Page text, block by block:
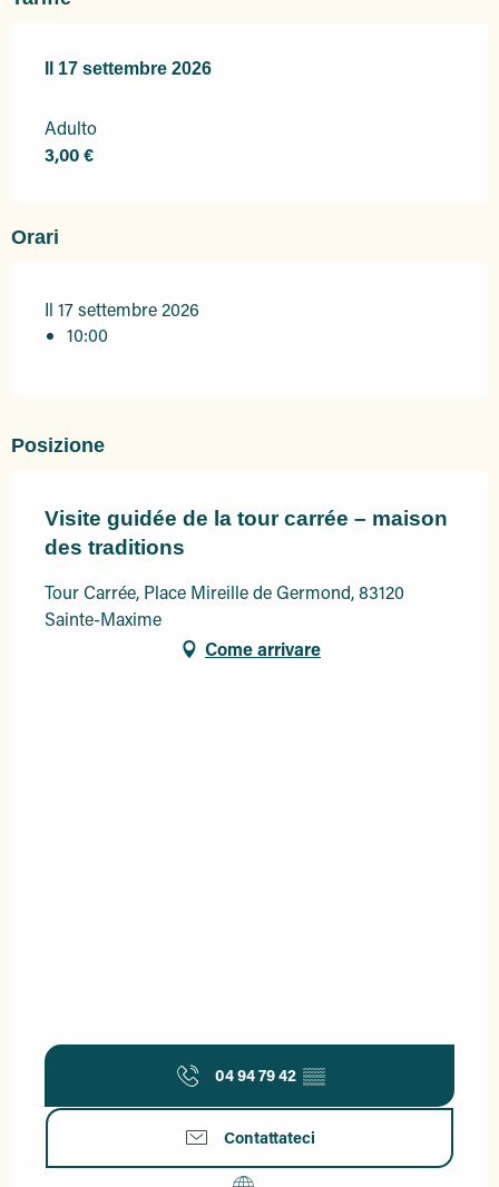
17 settembre 2026
17 settembre 2026
Adulto
3,00 €
Orari
Il 17 settembre 2026
10:00
Posizione
Visite guidée de la tour carrée – maison
des traditions
Tour Carrée, Place Mireille de Germond, 83120
Sainte-Maxime
Come arrivare
04 94 79 42 ▒▒
Contattateci